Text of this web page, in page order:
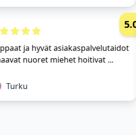
Reippaat ja hyvät
omaavat nuoret miehet hoitivat ...
J Turku